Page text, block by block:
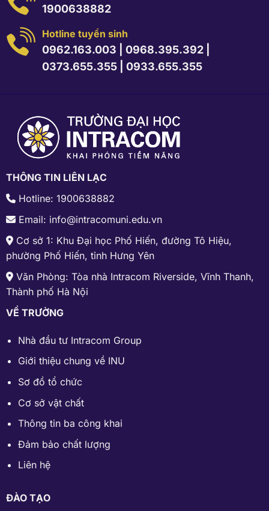
1900638882
Hotline tuyển sinh
0962.163.003 0968.395.392|
0373.655.355| 0933.655.355
THÔNG TIN LIÊN LẠC
Hotline: 1900638882
Email: info@intracomuni.edu.vn
Cơ sở 1: Khu Đại học Phố Hiến, đường Tô Hiệu,
phường Phố Hiến, tỉnh Hưng Yên
Văn Phòng: Tòa nhà Intracom Riverside, Vĩnh Thanh,
Thành phố Hà Nội
VỀ TRƯỜNG
Nhà đầu tư Intracom Group
Giới thiệu chung về INU
Sơ đồ tổ chức
Cơ sở vật chất
Thông tin ba công khai
Đảm bảo chất lượng
Liên hệ
ĐÀO TẠO